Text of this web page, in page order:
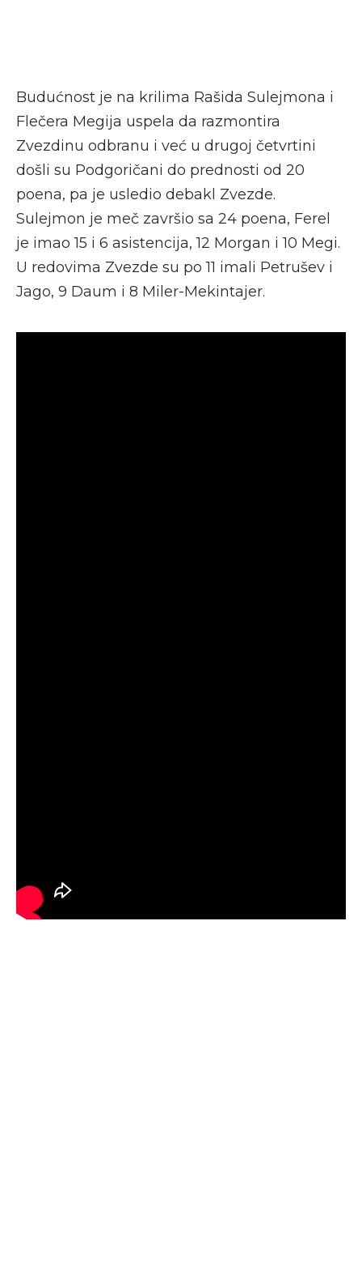
Budućnost je na krilima Rašida Sulejmona i
Flečera Megija uspela da razmontira
Zvezdinu odbranu i već u drugoj četvrtini
došli su Podgoričani do prednosti od 20
poena, pa je usledio debakl Zvezde.
Sulejmon je meč završio sa 24 poena, Ferel
je imao 15 i 6 asistencija, 12 Morgan i 10 Megi.
U redovima Zvezde su po 11 imali Petrušev i
Jago, 9 Daum i 8 Miler-Mekintajer.